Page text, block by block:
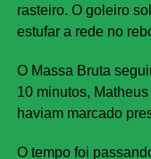
rasteiro. O goleiro
estufar a rede no
O Massa Bruta
10 minutos,
haviam marcado
O tempo foi